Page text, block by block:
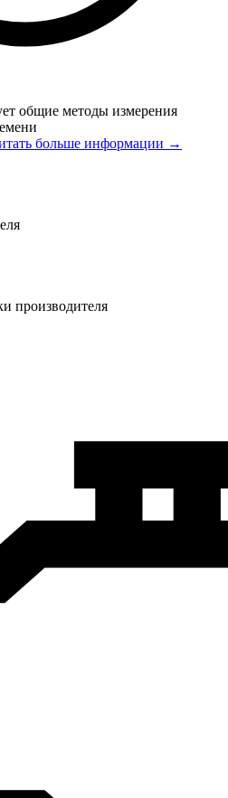
общие методы измерения
больше информации →
производителя